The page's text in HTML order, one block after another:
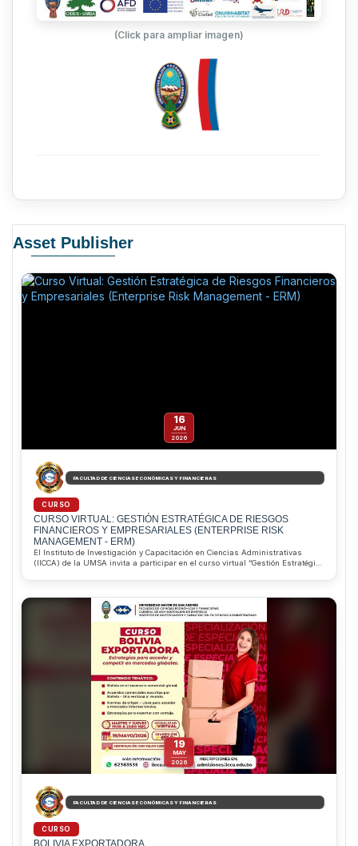
(Click para ampliar imagen)
Asset Publisher
16
JUN
2026
FACULTAD DE CIENCIAS ECONÓMICAS Y FINANCIERAS
CURSO
CURSO VIRTUAL: GESTIÓN ESTRATÉGICA DE RIESGOS
FINANCIEROS Y EMPRESARIALES (ENTERPRISE RISK
MANAGEMENT - ERM)
El Instituto de Investigación y Capacitación en Ciencias Administrativas
(IICCA) de la UMSA invita a participar en el curso virtual “Gestión Estratégica
riesgos corporativos bajo estándares internacionales. Además, ofrece
descuentos del 10% para estudiantes regulares de la Facultad de Ciencias
Económicas y Financieras y del 20% para estudiantes sobresalientes de la
Carrera de Administración de Empresas. Informes e inscripciones al
WhatsApp 62363535.
19
MAY
2026
FACULTAD DE CIENCIAS ECONÓMICAS Y FINANCIERAS
CURSO
BOLIVIA EXPORTADORA